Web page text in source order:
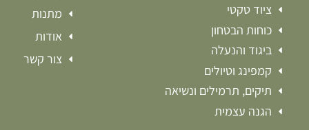
ציוד טקטי
כוחות הבטחון
ביגוד והנעלה
קמפינג וטיולים
תיקים, תרמילים ונשיאה
הגנה עצמית
מתנות
אודות
צור קשר